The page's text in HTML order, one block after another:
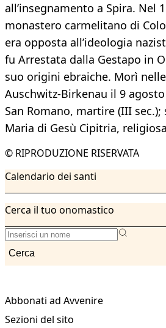
all’insegnamento a Spira. Nel
monastero carmelitano di
era opposta all’ideologia
fu Arrestata dalla Gestapo in
suo origini ebraiche. Morì
Auschwitz-Birkenau il 9
San Romano, martire (III sec.);
Maria di Gesù Cipitria,
© RIPRODUZIONE RISERVATA
Calendario dei santi
Cerca il tuo onomastico
Cerca
Abbonati ad Avvenire
Sezioni del sito